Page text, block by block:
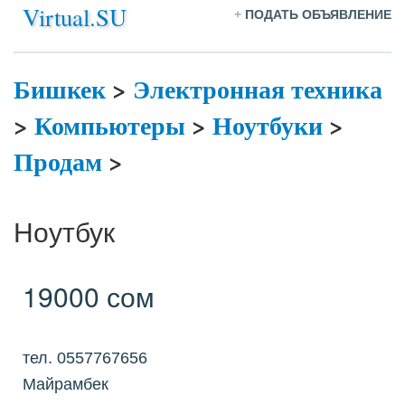
Virtual.SU + ПОДАТЬ ОБЪЯВЛЕНИЕ
Бишкек> Электронная техника
> Компьютеры> Ноутбуки>
Продам>
Ноутбук
19000 сом
тел. 0557767656
Майрамбек